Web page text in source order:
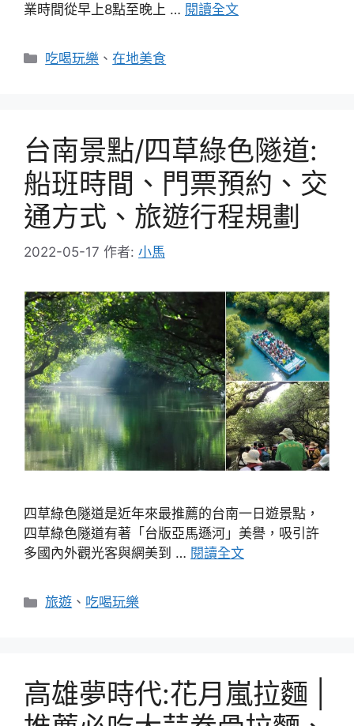
業時間從早上8點至晚上 … 閱讀全文
分
吃喝玩樂 、在地美食
台南景點/四草綠色隧道:
船班時間、門票預約、交
通方式、旅遊行程規劃
2022-05-17 作者: 小馬
四草綠色隧道是近年來最推薦的台南一日遊景點，
四草綠色隧道有著「台版亞馬遜河」美譽，吸引許
多國內外觀光客與網美到 … 閱讀全文
分
旅遊 、 吃喝玩樂
高雄夢時代:花月嵐拉麵 |